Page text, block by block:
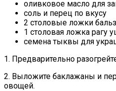
оливковое масло для
соль и перец по вкусу
2 столовые ложки
1 столовая ложка рагу
семена тыквы для
1. Предварительно
2. Выложите баклажаны и
овощей.